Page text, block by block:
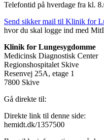
Telefontid på hverdage fra kl.
Send sikker mail til Klinik for
hvor du skal logge ind med
Klinik for Lungesygdomme
Medicinsk Diagnostisk Center
Regionshospitalet Skive
Resenvej 25A, etage 1
7800 Skive
Gå direkte til:
Direkte link til denne side:
hemidt.dk/1357500